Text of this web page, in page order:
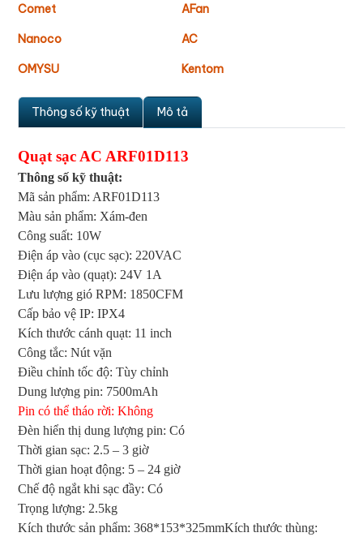
Comet AFan
Nanoco AC
OMYSU Kentom
Thông số kỹ thuật Mô tả
Quạt sạc AC ARF01D113
Thông số kỹ thuật:
Mã sản phẩm: ARF01D113
Màu sản phẩm: Xám-đen
Công suất: 10W
Điện áp vào (cục sạc): 220VAC
Điện áp vào (quạt): 24V 1A
Lưu lượng gió RPM: 1850CFM
Cấp bảo vệ IP: IPX4
Kích thước cánh quạt: 11 inch
Công tắc: Nút vặn
Điều chỉnh tốc độ: Tùy chỉnh
Dung lượng pin: 7500mAh
Pin có thể tháo rời: Không
Đèn hiển thị dung lượng pin: Có
Thời gian sạc: 2.5 – 3 giờ
Thời gian hoạt động: 5 – 24 giờ
Chế độ ngắt khi sạc đầy: Có
Trọng lượng: 2.5kg
Kích thước sản phẩm: 368*153*325mmKích thước thùng: